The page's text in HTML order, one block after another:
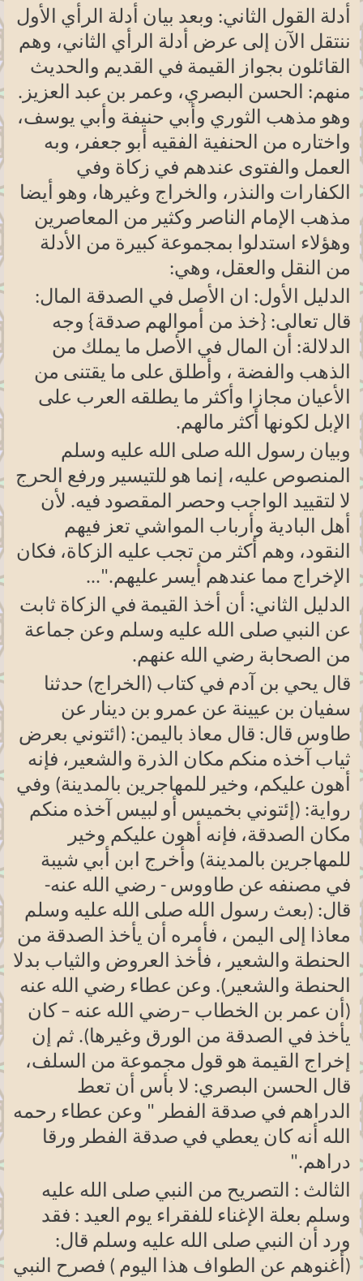
أدلة القول الثاني: وبعد بيان أدلة الرأي الأول
ننتقل الآن إلى عرض أدلة الرأي الثاني، وهم
القائلون بجواز القيمة في القديم والحديث
منهم: الحسن البصري، وعمر بن عبد العزيز.
وهو مذهب الثوري وأبي حنيفة وأبي يوسف،
واختاره من الحنفية الفقيه أبو جعفر، وبه
العمل والفتوى عندهم في زكاة وفي
الكفارات والنذر، والخراج وغيرها، وهو أيضا
مذهب الإمام الناصر وكثير من المعاصرين
وهؤلاء استدلوا بمجموعة كبيرة من الأدلة
من النقل والعقل، وهي:
الدليل الأول: ان الأصل في الصدقة المال:
قال تعالى: {خذ من أموالهم صدقة} وجه
الدلالة: أن المال في الأصل ما يملك من
الذهب والفضة ، وأطلق على ما يقتنى من
الأعيان مجازا وأكثر ما يطلقه العرب على
الإبل لكونها أكثر مالهم.
وبيان رسول الله صلى الله عليه وسلم
المنصوص عليه، إنما هو للتيسير ورفع الحرج
لا لتقييد الواجب وحصر المقصود فيه. لأن
أهل البادية وأرباب المواشي تعز فيهم
النقود، وهم أكثر من تجب عليه الزكاة، فكان
الإخراج مما عندهم أيسر عليهم...".
الدليل الثاني: أن أخذ القيمة في الزكاة ثابت
عن النبي صلى الله عليه وسلم وعن جماعة
من الصحابة رضي الله عنهم.
قال يحي بن آدم في كتاب (الخراج) حدثنا
سفيان بن عيينة عن عمرو بن دينار عن
طاوس قال: قال معاذ باليمن: (ائتوني بعرض
ثياب آخذه منكم مكان الذرة والشعير، فإنه
أهون عليكم، وخير للمهاجرين بالمدينة) وفي
رواية: (إئتوني بخميس أو لبيس آخذه منكم
مكان الصدقة، فإنه أهون عليكم وخير
للمهاجرين بالمدينة) وأخرج ابن أبي شيبة
في مصنفه عن طاووس - رضي الله عنه-
قال: (بعث رسول الله صلى الله عليه وسلم
معاذا إلى اليمن ، فأمره أن يأخذ الصدقة من
الحنطة والشعير ، فأخذ العروض والثياب بدلا
الحنطة والشعير). وعن عطاء رضي الله عنه
(أن عمر بن الخطاب –رضي الله عنه – كان
يأخذ في الصدقة من الورق وغيرها). ثم إن
إخراج القيمة هو قول مجموعة من السلف،
قال الحسن البصري: لا بأس أن تعط
الدراهم في صدقة الفطر " وعن عطاء رحمه
الله أنه كان يعطي في صدقة الفطر ورقا
دراهم".
الثالث : التصريح من النبي صلى الله عليه
وسلم بعلة الإغناء للفقراء يوم العيد : فقد
ورد أن النبي صلى الله عليه وسلم قال:
(أغنوهم عن الطواف هذا اليوم ) فصرح النبي